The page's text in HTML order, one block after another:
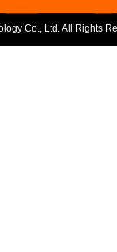
Co., Ltd. All Rights